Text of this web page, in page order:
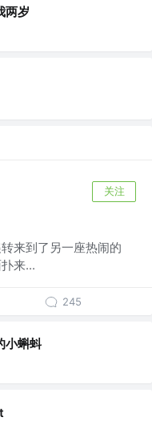
两岁
关注
来到了另一座热闹的
来...
245
小蝌蚪